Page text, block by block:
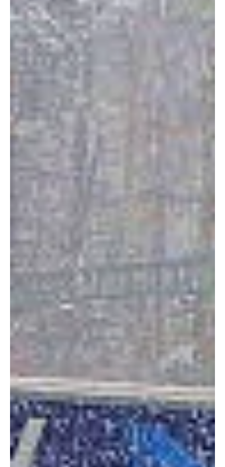
7. Dez. 2024
KANTON AARGAU
Safenwil: Lieferwagen kollidiert auf A1 mit
Leitplanke und verliert Ladung
Wegen eines Sekundenschlafs verunfallte ein
Lieferwagenfahrer auf der Autobahn. Es wurde niemand
verletzt, jedoch fiel ein Grossteil der...